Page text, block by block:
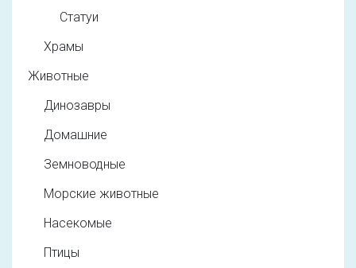
Статуи
Храмы
Животные
Динозавры
Домашние
Земноводные
Морские животные
Насекомые
Птицы